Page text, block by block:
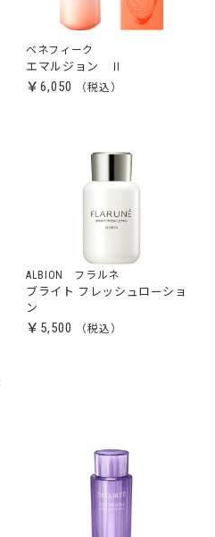
ベネフィーク
エマルジョン Ⅱ
￥6,050
ALBION フラルネ
ブライト フレッシュローショ
ン
￥5,500